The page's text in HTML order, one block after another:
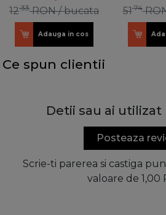
1233 RON / bucata
Adauga in cos
5174
Ce spun clientii
Detii sau ai
Posteaza
Scrie-ti parerea si castiga
valoare de 1,00